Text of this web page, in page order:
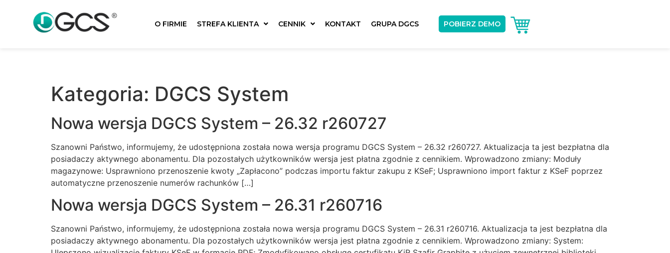
O FIRMIE STREFA KLIENTA CENNIK KONTAKT GRUPA DGCS POBIERZ DEMO
Kategoria: DGCS System
Nowa wersja DGCS System – 26.32 r260727
Szanowni Państwo, informujemy, że udostępniona została nowa wersja programu DGCS System – 26.32 r260727. Aktualizacja ta jest bezpłatna dla
posiadaczy aktywnego abonamentu. Dla pozostałych użytkowników wersja jest płatna zgodnie z cennikiem. Wprowadzono zmiany: Moduły
magazynowe: Usprawniono przenoszenie kwoty „Zapłacono” podczas importu faktur zakupu z KSeF; Usprawniono import faktur z KSeF poprzez
automatyczne przenoszenie numerów rachunków […]
Nowa wersja DGCS System – 26.31 r260716
Szanowni Państwo, informujemy, że udostępniona została nowa wersja programu DGCS System – 26.31 r260716. Aktualizacja ta jest bezpłatna dla
posiadaczy aktywnego abonamentu. Dla pozostałych użytkowników wersja jest płatna zgodnie z cennikiem. Wprowadzono zmiany: System: